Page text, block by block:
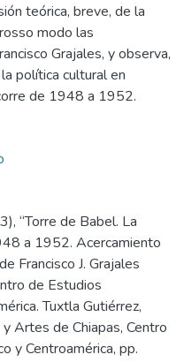
teórica, breve, de la
modo las
Grajales, y observa,
política cultural en
de 1948 a 1952.
“Torre de Babel. La
a 1952. Acercamiento
Francisco J. Grajales
de Estudios
Tuxtla Gutiérrez,
Artes de Chiapas, Centro
y Centroamérica, pp.